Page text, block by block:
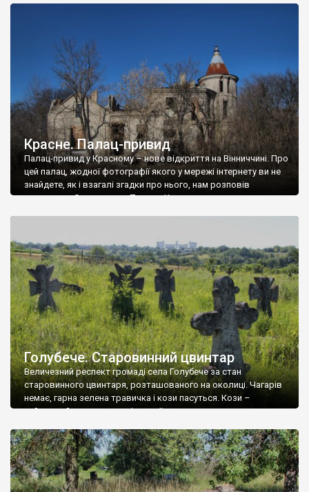
Красне. Палац-привид
Палац-привид у Красному – нове відкриття на Вінниччині. Про
цей палац, жодної фотографії якого у мережі інтернету ви не
знайдете, як і взагалі згадки про нього, нам розповів
мешканець Самгородка. Палац у Красному вразив не лише
Голубече. Старовинний цвинтар
Величезний респект громаді села Голубече за стан
старовинного цвинтаря, розташованого на околиці. Чагарів
немає, гарна зелена травичка і кози пасуться. Кози –
найкращий регулятор шкідливої, для старих кладовищ,
бруньками, кози ті бруньки обгризають, бо то улюблений
делікатес. На цвинтарі у Голубечому ціла колекція
різноманітних форм хрестів. Село відносно невелике, […]